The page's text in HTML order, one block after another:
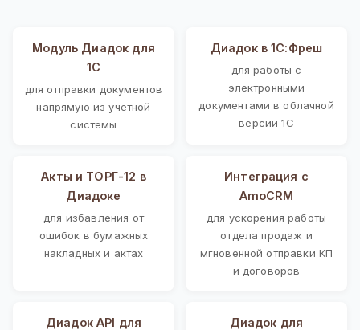
Модуль Диадок для
1С
для отправки документов
напрямую из учетной
системы
Диадок в 1С:Фреш
для работы с
электронными
документами в облачной
версии 1С
Акты и ТОРГ-12 в
Диадоке
для избавления от
ошибок в бумажных
накладных и актах
Интеграция с
AmoCRM
для ускорения работы
отдела продаж и
мгновенной отправки КП
и договоров
Диадок API для
Диадок для